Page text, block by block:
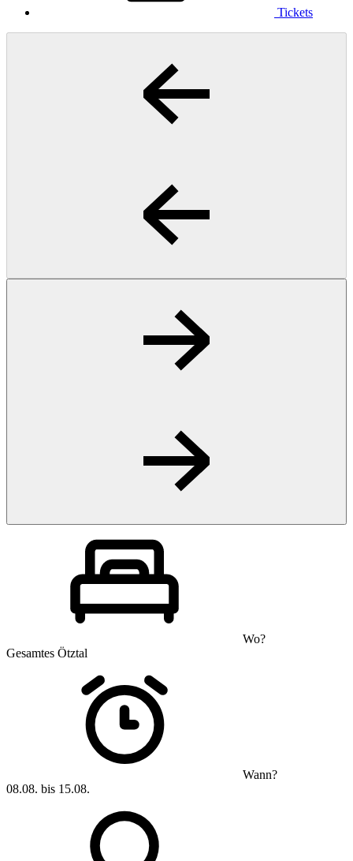
Tickets
Wo?
Gesamtes Ötztal
Wann?
08.08. bis 15.08.